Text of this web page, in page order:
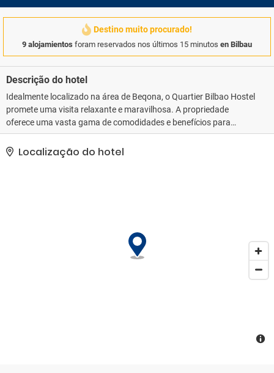
Destino muito procurado!
9 alojamientos foram reservados nos últimos 15 minutos en Bilbau
Descrição do hotel
Idealmente localizado na área de Beqona, o Quartier Bilbao Hostel
promete uma visita relaxante e maravilhosa. A propriedade
oferece uma vasta gama de comodidades e benefícios para
garantir que você se divirta muito. Aproveite o Wi-Fi gratuito em
todos os quartos, limpeza diária, serviço de táxi, acesso para
cadeiras de rodas e instalações para hóspedes com mobilidade
serviço excelente são o que você pode esperar durante a sua
estadia no Quartier Bilbao Hostel.
Localização do hotel